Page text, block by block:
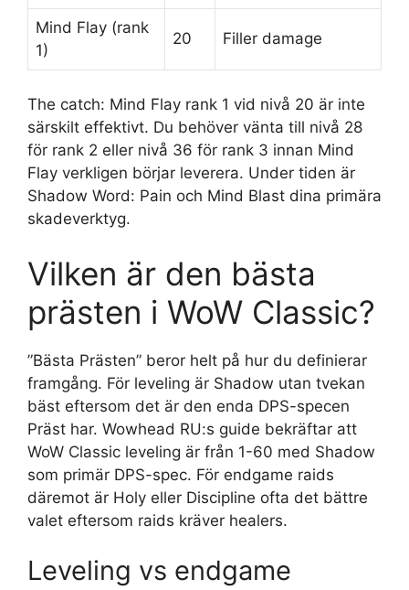
Mind Flay (rank
1)
20 Filler damage
The catch: Mind Flay rank 1 vid nivå 20 är inte
särskilt effektivt. Du behöver vänta till nivå 28
för rank 2 eller nivå 36 för rank 3 innan Mind
Flay verkligen börjar leverera. Under tiden är
Shadow Word: Pain och Mind Blast dina primära
skadeverktyg.
Vilken är den bästa
prästen i WoW Classic?
”Bästa Prästen” beror helt på hur du definierar
framgång. För leveling är Shadow utan tvekan
bäst eftersom det är den enda DPS-specen
Präst har. Wowhead RU:s guide bekräftar att
WoW Classic leveling är från 1-60 med Shadow
som primär DPS-spec. För endgame raids
däremot är Holy eller Discipline ofta det bättre
valet eftersom raids kräver healers.
Leveling vs endgame